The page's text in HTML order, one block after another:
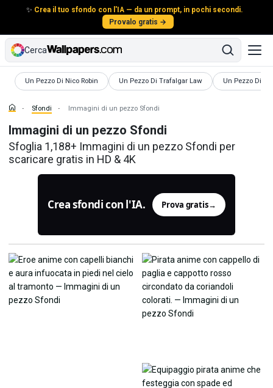
✨ Crea il tuo sfondo con l'IA — da un prompt, in pochi secondi.
Provalo gratis →
Cerca
Un Pezzo Di Nico Robin
Sfondi Un Pezzo Di Trafalgar Law
Sfondi Un Pezzo Di
Sfondi
Sfondi Immagini di un pezzo Sfondi
Immagini di un pezzo Sfondi
Sfoglia 1,188+ Immagini di un pezzo Sfondi per
scaricare gratis in HD & 4K
Crea sfondi con l'IA. Prova gratis→